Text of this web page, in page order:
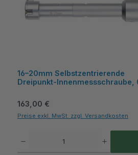
16–20mm Selbstzentrierende
Dreipunkt‑Innenmessschraube,
Regulärer Preis:
163,00 €
Preise exkl. MwSt. zzgl. Versandkosten